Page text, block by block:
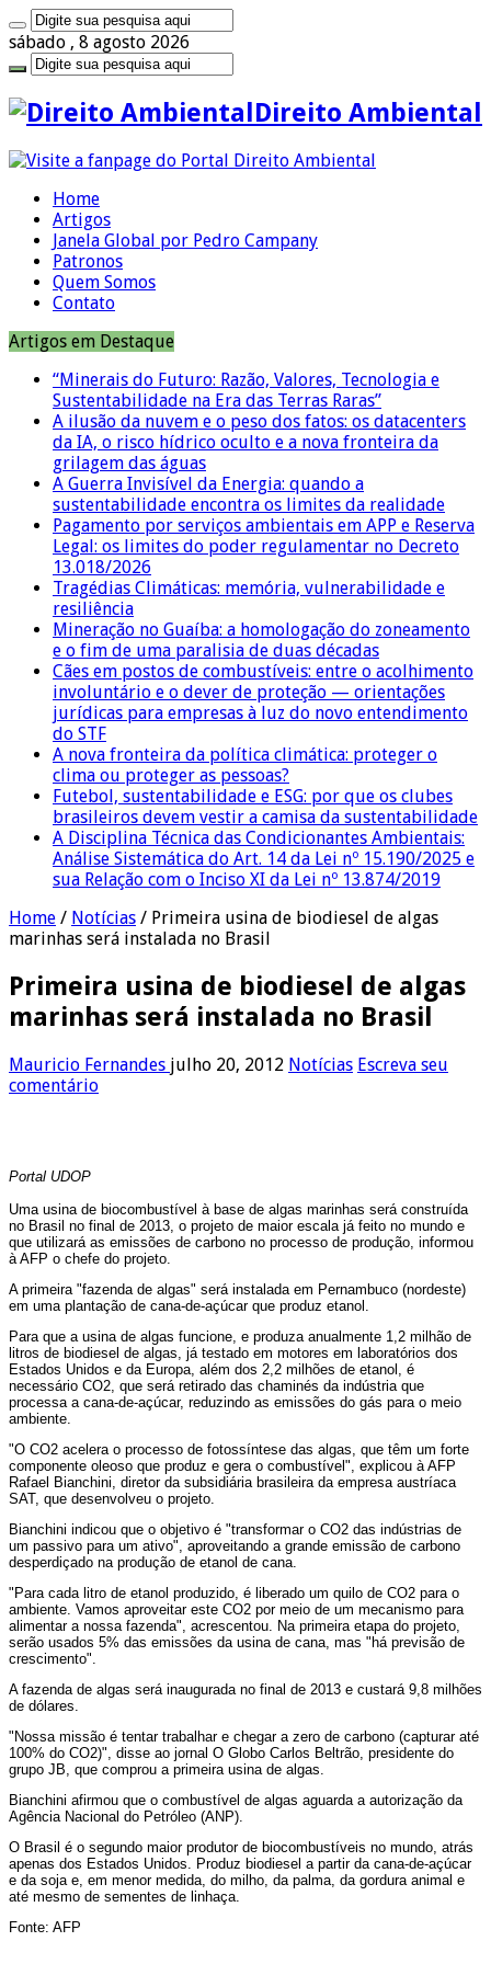
sábado , 8 agosto 2026
Direito Ambiental
Home
Artigos
Janela Global por Pedro Campany
Patronos
Quem Somos
Contato
Artigos em Destaque
“Minerais do Futuro: Razão, Valores, Tecnologia e
Sustentabilidade na Era das Terras Raras”
A ilusão da nuvem e o peso dos fatos: os datacenters
da IA, o risco hídrico oculto e a nova fronteira da
grilagem das águas
A Guerra Invisível da Energia: quando a
sustentabilidade encontra os limites da realidade
Pagamento por serviços ambientais em APP e Reserva
Legal: os limites do poder regulamentar no Decreto
13.018/2026
Tragédias Climáticas: memória, vulnerabilidade e
resiliência
Mineração no Guaíba: a homologação do zoneamento
e o fim de uma paralisia de duas décadas
Cães em postos de combustíveis: entre o acolhimento
involuntário e o dever de proteção — orientações
jurídicas para empresas à luz do novo entendimento
do STF
A nova fronteira da política climática: proteger o
clima ou proteger as pessoas?
Futebol, sustentabilidade e ESG: por que os clubes
brasileiros devem vestir a camisa da sustentabilidade
A Disciplina Técnica das Condicionantes Ambientais:
Análise Sistemática do Art. 14 da Lei nº 15.190/2025 e
sua Relação com o Inciso XI da Lei nº 13.874/2019
Home / Notícias / Primeira usina de biodiesel de algas
marinhas será instalada no Brasil
Primeira usina de biodiesel de algas
marinhas será instalada no Brasil
Mauricio Fernandes julho 20, 2012 Notícias Escreva seu
comentário
Portal UDOP
Uma usina de biocombustível à base de algas marinhas será construída
no Brasil no final de 2013, o projeto de maior escala já feito no mundo e
que utilizará as emissões de carbono no processo de produção, informou
à AFP o chefe do projeto.
A primeira "fazenda de algas" será instalada em Pernambuco (nordeste)
em uma plantação de cana-de-açúcar que produz etanol.
Para que a usina de algas funcione, e produza anualmente 1,2 milhão de
litros de biodiesel de algas, já testado em motores em laboratórios dos
Estados Unidos e da Europa, além dos 2,2 milhões de etanol, é
necessário CO2, que será retirado das chaminés da indústria que
processa a cana-de-açúcar, reduzindo as emissões do gás para o meio
ambiente.
"O CO2 acelera o processo de fotossíntese das algas, que têm um forte
componente oleoso que produz e gera o combustível", explicou à AFP
Rafael Bianchini, diretor da subsidiária brasileira da empresa austríaca
SAT, que desenvolveu o projeto.
Bianchini indicou que o objetivo é "transformar o CO2 das indústrias de
um passivo para um ativo", aproveitando a grande emissão de carbono
desperdiçado na produção de etanol de cana.
"Para cada litro de etanol produzido, é liberado um quilo de CO2 para o
ambiente. Vamos aproveitar este CO2 por meio de um mecanismo para
alimentar a nossa fazenda", acrescentou. Na primeira etapa do projeto,
serão usados 5% das emissões da usina de cana, mas "há previsão de
crescimento".
A fazenda de algas será inaugurada no final de 2013 e custará 9,8 milhões
de dólares.
"Nossa missão é tentar trabalhar e chegar a zero de carbono (capturar até
100% do CO2)", disse ao jornal O Globo Carlos Beltrão, presidente do
grupo JB, que comprou a primeira usina de algas.
Bianchini afirmou que o combustível de algas aguarda a autorização da
Agência Nacional do Petróleo (ANP).
O Brasil é o segundo maior produtor de biocombustíveis no mundo, atrás
apenas dos Estados Unidos. Produz biodiesel a partir da cana-de-açúcar
e da soja e, em menor medida, do milho, da palma, da gordura animal e
até mesmo de sementes de linhaça.
Fonte: AFP